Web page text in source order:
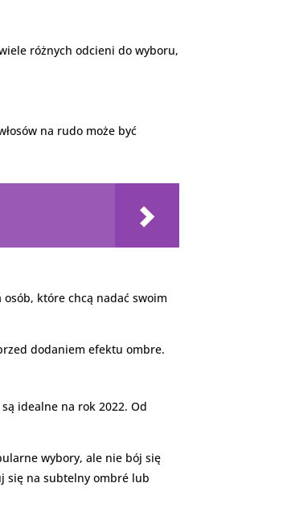
różnych odcieni do wyboru,
na rudo może być
które chcą nadać swoim
dodaniem efektu ombre.
idealne na rok 2022. Od
wybory, ale nie bój się
się na subtelny ombré lub